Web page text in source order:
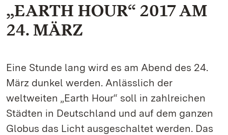
„EARTH HOUR“ 2017 AM
24. MÄRZ
Eine Stunde lang wird es am Abend des 24.
März dunkel werden. Anlässlich der
weltweiten „Earth Hour“ soll in zahlreichen
Städten in Deutschland und auf dem ganzen
Globus das Licht ausgeschaltet werden. Das